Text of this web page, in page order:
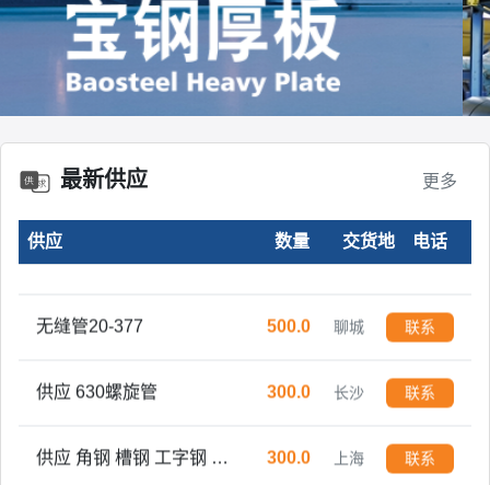
最新供应 更多
供应 数量 交货地 电话
联系
精密无缝光亮管16-57 300.0 山东 联系
无缝管20-377 500.0 聊城 联系
供应 630螺旋管 300.0 长沙 联系
300.0 上海 联系